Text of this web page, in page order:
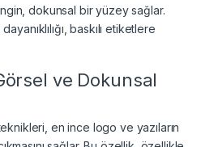
dokunsal bir yüzey sağlar.
baskılı etiketlere
ve Dokunsal
en ince logo ve yazıların